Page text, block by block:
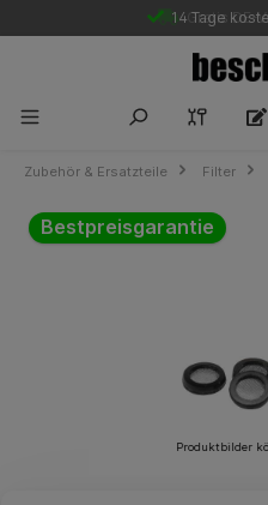
Gratis DE-
14 Tage
Zubehör & Ersatzteile Filter
Bildergalerie überspringen
Bestpreisgarantie
Produktbilder